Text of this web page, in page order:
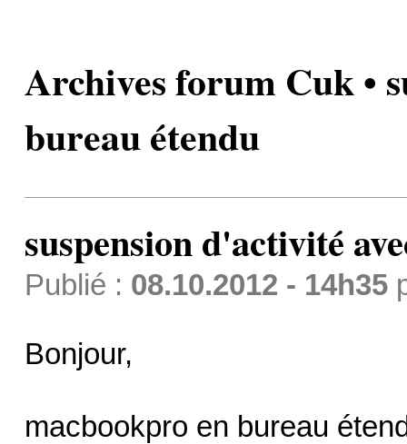
Archives forum Cuk •
bureau étendu
suspension d'activité
Publié : 08.10.2012 - 14h35
Bonjour,
macbookpro en bureau